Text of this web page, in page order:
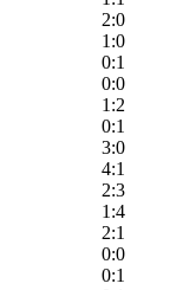
2:0
1:0
0:1
0:0
1:2
0:1
3:0
4:1
2:3
1:4
2:1
0:0
0:1